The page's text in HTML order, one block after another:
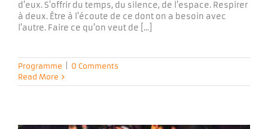
d’eux. S’offrir du temps, du silence, de l’espace. Respirer
à deux. Être à l’écoute de ce dont on a besoin avec
l'autre. Faire ce qu’on veut de [...]
Programme
0 Comments
Read More